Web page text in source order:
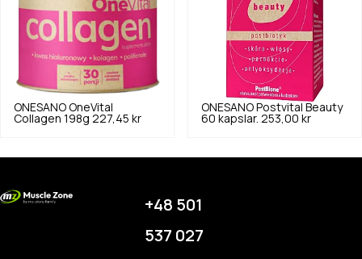
ONESANO OneVital
Collagen 198g 227,45 kr
ONESANO Postvital Beauty
60 kapslar. 253,00 kr
+48 501
537 027